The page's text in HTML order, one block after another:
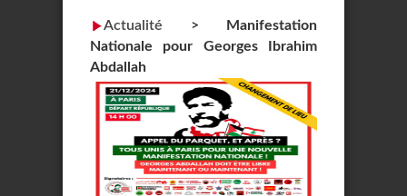
Actualité >
Manifestation
Nationale pour Georges Ibrahim
Abdallah